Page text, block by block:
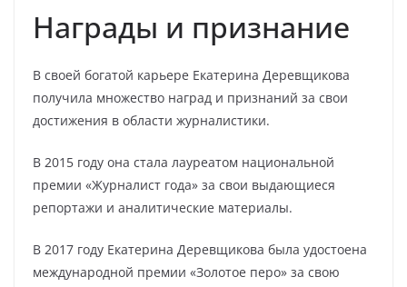
Награды и признание
В своей богатой карьере Екатерина Деревщикова
получила множество наград и признаний за свои
достижения в области журналистики.
В 2015 году она стала лауреатом национальной
премии «Журналист года» за свои выдающиеся
репортажи и аналитические материалы.
В 2017 году Екатерина Деревщикова была удостоена
международной премии «Золотое перо» за свою